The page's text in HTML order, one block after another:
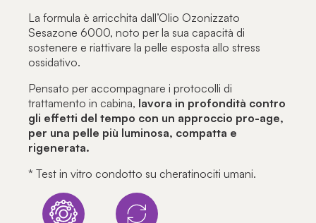
La formula è arricchita dall’Olio Ozonizzato
Sesazone 6000, noto per la sua capacità di
sostenere e riattivare la pelle esposta allo stress
ossidativo.
Pensato per accompagnare i protocolli di
trattamento in cabina, lavora in profondità contro
gli effetti del tempo con un approccio pro-age,
per una pelle più luminosa, compatta e
rigenerata.
* Test in vitro condotto su cheratinociti umani.